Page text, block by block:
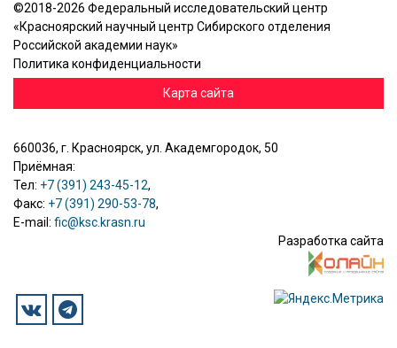
©2018-2026 Федеральный исследовательский центр
«Красноярский научный центр Сибирского отделения
Российской академии наук»
Политика конфиденциальности
Карта сайта
660036, г. Красноярск, ул. Академгородок, 50
Приёмная:
Тел: +7 (391) 243-45-12,
Факс: +7 (391) 290-53-78,
E-mail: fic@ksc.krasn.ru
Разработка сайта